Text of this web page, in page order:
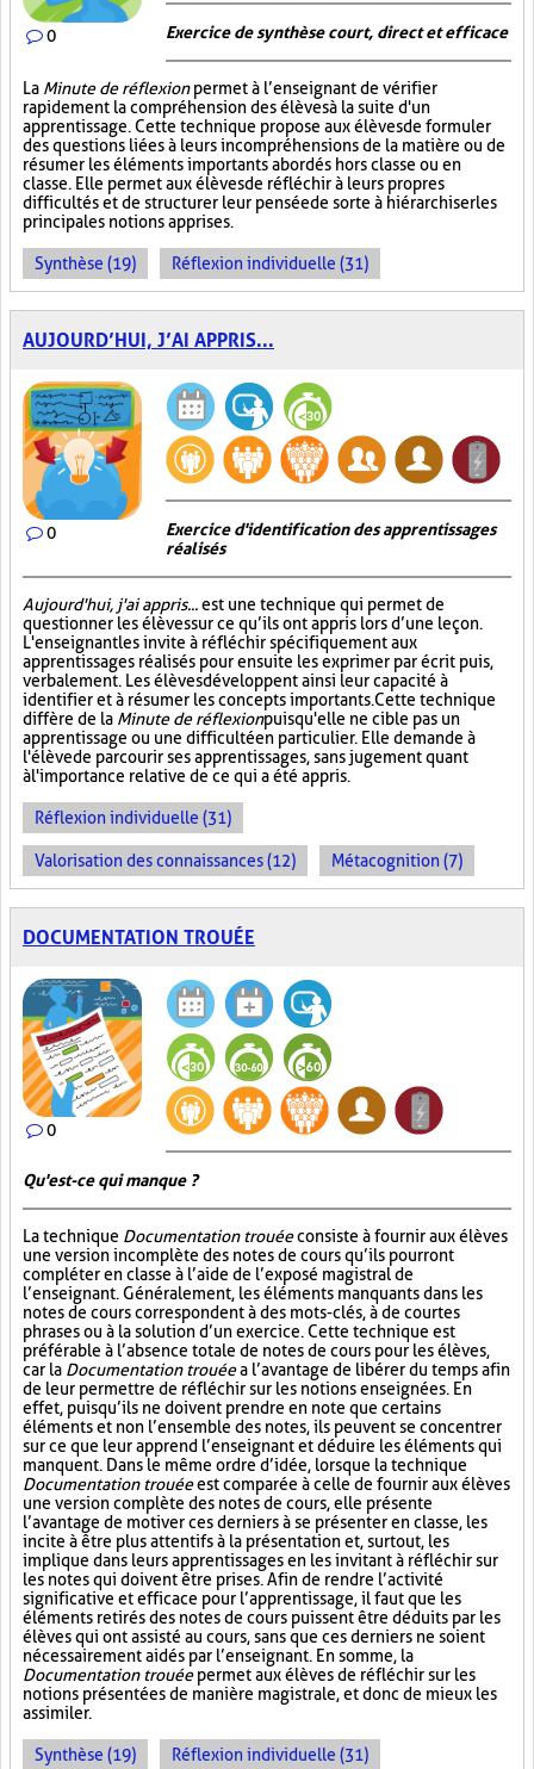
0 Exercice de synthèse court, direct et efficace
La Minute de réflexionpermet à l’enseignant de vérifier
rapidement la compréhension des élèves à la suite d'un
apprentissage. Cette technique propose aux élèves de formuler
des questions liées à leurs incompréhensions de la matière ou de
résumer les éléments importants abordés hors classe ou en
classe. Elle permet aux élèves de réfléchir à leurs propres
difficultés et de structurer leur pensée de sorte à hiérarchiser les
principales notions apprises.
Synthèse (19) Réflexion individuelle (31)
AUJOURD’HUI, J’AI APPRIS...
0
Exercice d'identification des apprentissages
réalisés
Aujourd'hui, j'ai appris...est une technique qui permet de
questionner les élèves sur ce qu’ils ont appris lors d’une leçon.
L'enseignant les invite à réfléchir spécifiquement aux
apprentissages réalisés pour ensuite les exprimer par écrit puis,
verbalement. Les élèves développent ainsi leur capacité à
identifier et à résumer les concepts importants. Cette technique
diffère de la Minute de réflexionpuisqu'elle ne cible pas un
apprentissage ou une difficulté en particulier. Elle demande à
l'élève de parcourir ses apprentissages, sans jugement quant
à l'importance relative de ce qui a été appris.
Réflexion individuelle (31)
Valorisation des connaissances (12) Métacognition (7)
DOCUMENTATION TROUÉE
0
Qu'est-ce qui manque ?
La technique Documentation trouéeconsiste à fournir aux élèves
une version incomplète des notes de cours qu’ils pourront
compléter en classe à l’aide de l’exposé magistral de
l’enseignant. Généralement, les éléments manquants dans les
notes de cours correspondent à des mots-clés, à de courtes
phrases ou à la solution d’un exercice. Cette technique est
préférable à l’absence totale de notes de cours pour les élèves,
car la Documentation trouéea l’avantage de libérer du temps afin
de leur permettre de réfléchir sur les notions enseignées. En
effet, puisqu’ils ne doivent prendre en note que certains
éléments et non l’ensemble des notes, ils peuvent se concentrer
sur ce que leur apprend l’enseignant et déduire les éléments qui
manquent. Dans le même ordre d’idée, lorsque la technique
Documentation trouéeest comparée à celle de fournir aux élèves
une version complète des notes de cours, elle présente
l’avantage de motiver ces derniers à se présenter en classe, les
incite à être plus attentifs à la présentation et, surtout, les
implique dans leurs apprentissages en les invitant à réfléchir sur
les notes qui doivent être prises. Afin de rendre l’activité
significative et efficace pour l’apprentissage, il faut que les
éléments retirés des notes de cours puissent être déduits par les
élèves qui ont assisté au cours, sans que ces derniers ne soient
nécessairement aidés par l’enseignant. En somme, la
Documentation trouéepermet aux élèves de réfléchir sur les
notions présentées de manière magistrale, et donc de mieux les
assimiler.
Synthèse (19) Réflexion individuelle (31)